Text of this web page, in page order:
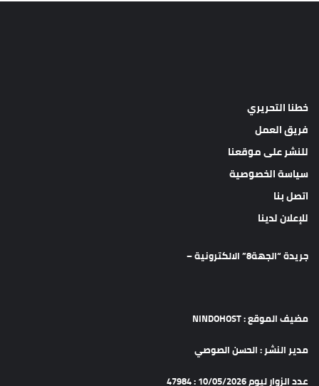
خطنا التحريري
فريق العمل
للنشر على موقعنا
سياسة الخصوصية
اتصل بنا
للإعلان لدينا
جريدة “الجهة8” الالكترونية –
مضيف الموقع : NINDOHOST
مدير النشر : الحسن الصوصي
عدد الزوار ليوم 10/05/2026 : 47984